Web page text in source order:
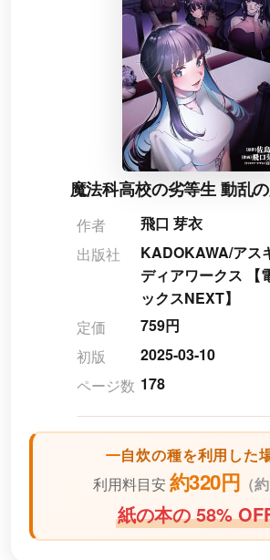
魔法科高校の劣等生 動乱
作者
飛口 芽衣
出版社
KADOKAWA/アス
ディアワークス 【
ックスNEXT】
定価
759円
初版
2025-03-10
ページ数 178
自炊の種を利用した
利用料目安 約320円 （
紙の本の 58%